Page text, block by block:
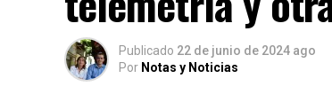
Publicado 22 de junio de 2024 ago
Por Notas y Noticias